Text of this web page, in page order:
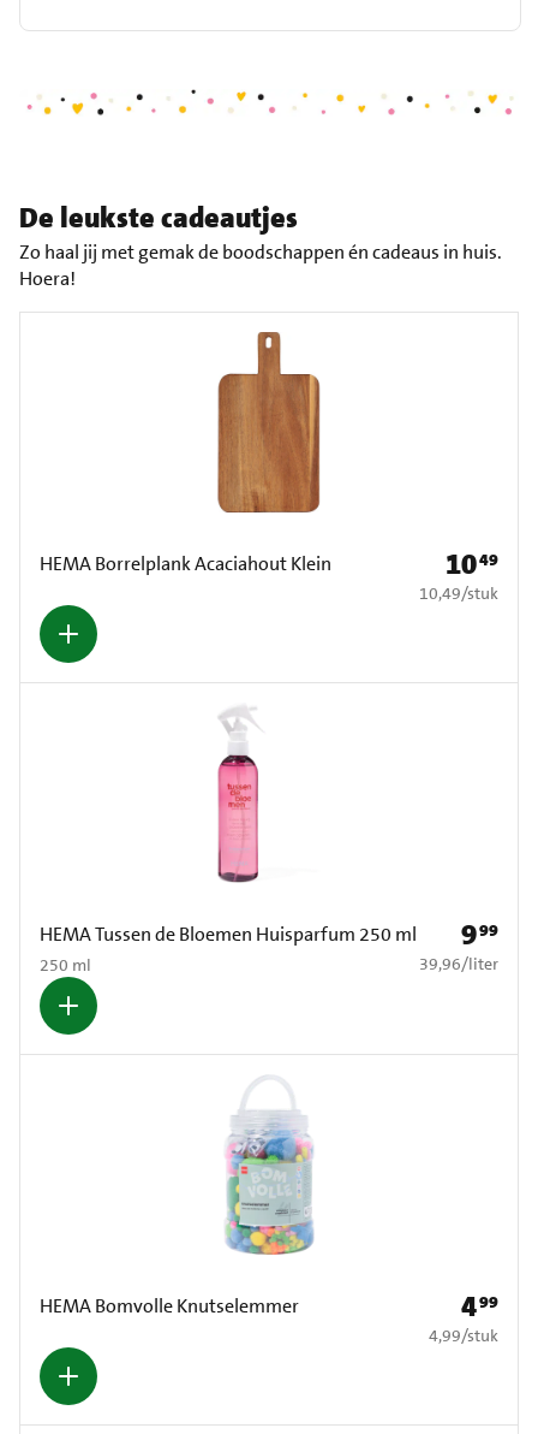
De leukste cadeautjes
Zo haal jij met gemak de boodschappen én cadeaus in huis.
Hoera!
HEMA Borrelplank Acaciahout Klein Prijs: €
1049
€ 10,49 per stuk
10,49/stuk
HEMA Tussen de Bloemen Huisparfum 250 ml
250 ml
Prijs: €
999
€ 39,96 per liter
39,96/liter
HEMA Bomvolle Knutselemmer Prijs: €
499
€ 4,99 per stuk
4,99/stuk